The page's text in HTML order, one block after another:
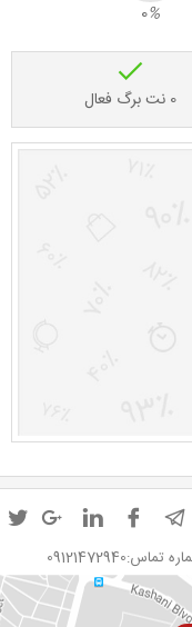
0%
0 نت برگ فعال